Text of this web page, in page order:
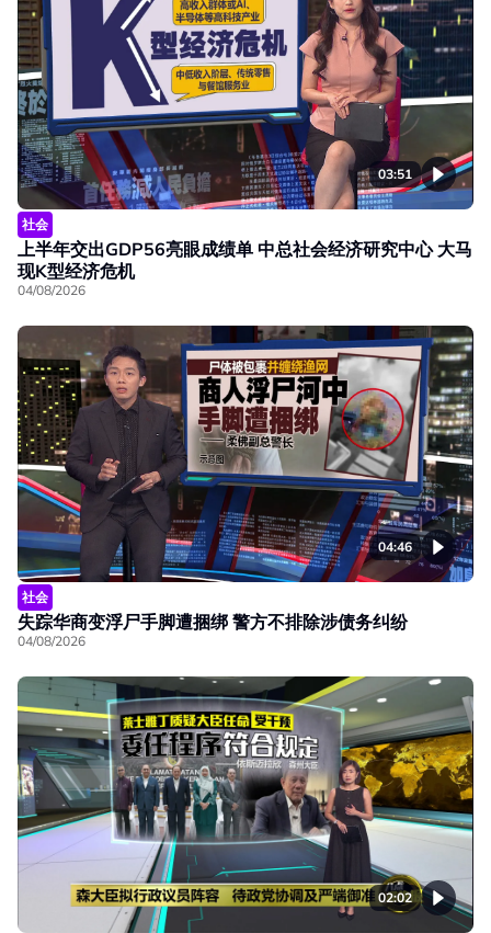
03:51
社会
上半年交出GDP56亮眼成绩单 中总社会经济研究中心 大马
现K型经济危机
04/08/2026
04:46
社会
失踪华商变浮尸手脚遭捆绑 警方不排除涉债务纠纷
04/08/2026
02:02